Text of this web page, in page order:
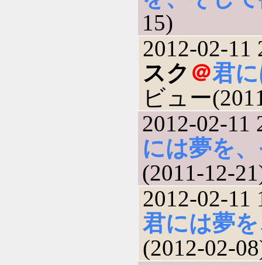
15)
2012-02-11
スク ＠君
ビュー
2012-02-11
には夢を
(2011-12-
2012-02-11
君には夢
(2012-02-